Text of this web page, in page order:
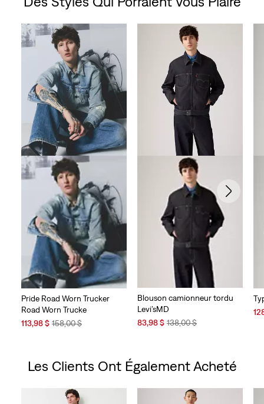
Pride Road Worn Trucker
Road Worn Trucke
Sale
113,98 $Original
158,00 $
Blouson camionneur tordu
Levi’sMD
Sale
83,98 $ Original
138,00 $
Les Clients Ont Également Acheté